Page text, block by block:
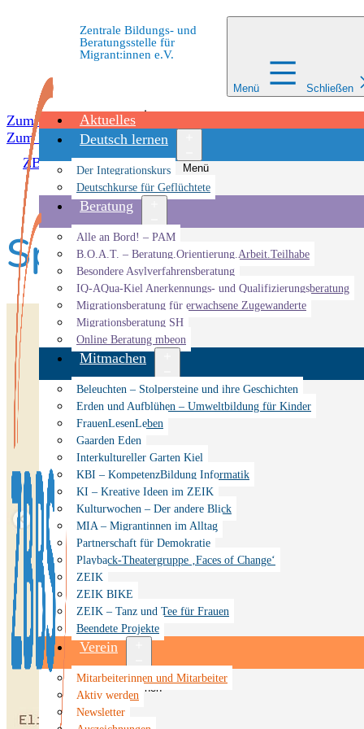
Zum Inhalt springen
Zum Inhalt springen
Zentrale Bildungs- und
Beratungsstelle für
Migrant:innen e.V.
Menü Schließen
Aktuelles
Deutsch lernen
Menü
Der Integrationskurs
Deutschkurse für Geflüchtete
Beratung
Menü
Alle an Bord! – PAM
B.O.A.T. – Beratung.Orientierung.Arbeit.Teilhabe
Besondere Asylverfahrensberatung
IQ-AQua-Kiel Anerkennungs- und Qualifizierungsberatung
Migrationsberatung für erwachsene Zugewanderte
Migrationsberatung SH
Online Beratung mbeon
Mitmachen
Menü
Beleuchten – Stolpersteine und ihre Geschichten
Erden und Aufblühen – Umweltbildung für Kinder
FrauenLesenLeben
Gaarden Eden
Interkultureller Garten Kiel
KBI – KompetenzBildung Informatik
KI – Kreative Ideen im ZEIK
Kulturwochen – Der andere Blick
MIA – Migrantinnen im Alltag
Partnerschaft für Demokratie
Playback-Theatergruppe ‚Faces of Change‘
ZEIK
ZEIK BIKE
ZEIK – Tanz und Tee für Frauen
Beendete Projekte
Verein
Menü
öffnen
Mitarbeiterinnen und Mitarbeiter
Aktiv werden
Newsletter
ZBBS»Veranstaltungen»ZEIK»Sprachcafé im ZEIK
Sprachcafé im ZEIK